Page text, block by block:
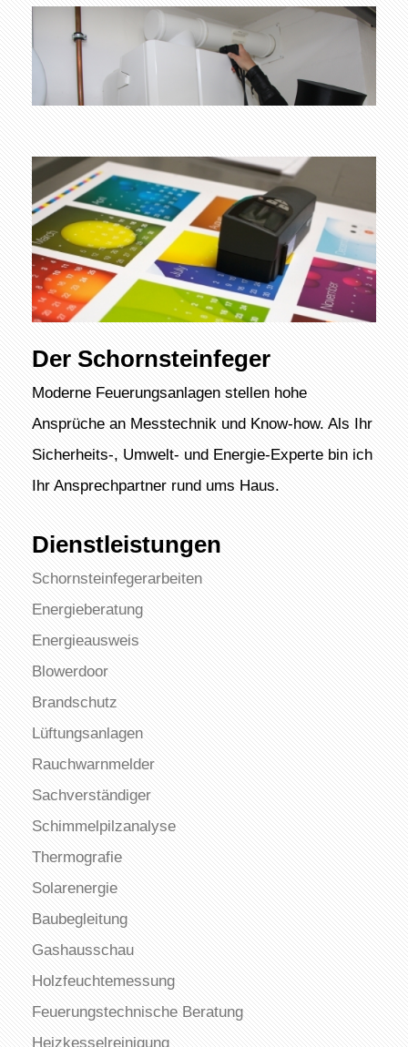
Der Schornsteinfeger
Moderne Feuerungsanlagen stellen hohe
Ansprüche an Messtechnik und Know-how. Als Ihr
Sicherheits-, Umwelt- und Energie-Experte bin ich
Ihr Ansprechpartner rund ums Haus.
Dienstleistungen
Schornsteinfegerarbeiten
Energieberatung
Energieausweis
Blowerdoor
Brandschutz
Lüftungsanlagen
Rauchwarnmelder
Sachverständiger
Schimmelpilzanalyse
Thermografie
Solarenergie
Baubegleitung
Gashausschau
Holzfeuchtemessung
Feuerungstechnische Beratung
Heizkesselreinigung